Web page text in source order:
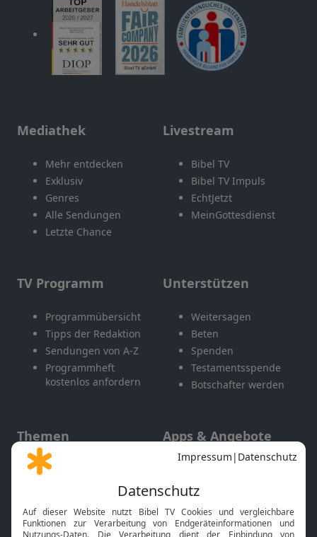
Mediathek
Mehr entdecken
Exklusiv
Genres
Alle Sendungen
Letzte Chance
Livestream
Bibel TV
Bibel TV Impuls
EchtJetzt
MeinGottesdienst
TV Programm
Programmübersicht
Tipps der Redaktion
Sendungen von A-Z
Programmheft
kostenlos anfordern
Unterstützen
Weitersagen
Beten
Spenden
Testamentsspende
Botschafter werden
Themen
Gott und Bibel erklärt
Neuigkeiten
Apps & Angebote
Mobile App
Smart TV